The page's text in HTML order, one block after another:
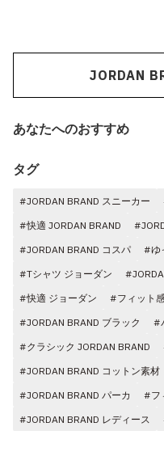
JORDAN
あなたへのおすすめ
タグ
#JORDAN BRAND スニーカー
#快適 JORDAN BRAND
#JORDAN BRAND コスパ
#ゆ
#Tシャツ ジョーダン
#快適 ジョーダン
#フィット
#JORDAN BRAND ブラック
#
#クラシック JORDAN BRAND
#JORDAN BRAND コットン素材
#JORDAN BRAND パーカ
#フ
#JORDAN BRAND レディース